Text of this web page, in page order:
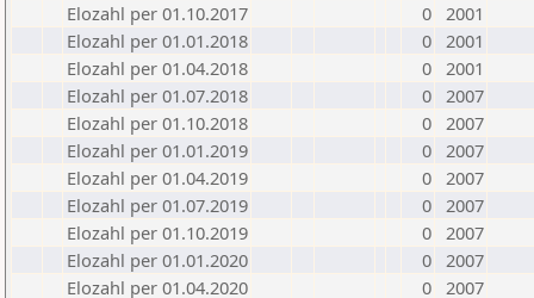
Elozahl per 01.10.2017
0 2001
Elozahl per 01.01.2018
0 2001
Elozahl per 01.04.2018
0 2001
Elozahl per 01.07.2018
0 2007
Elozahl per 01.10.2018
0 2007
Elozahl per 01.01.2019
0 2007
Elozahl per 01.04.2019
0 2007
Elozahl per 01.07.2019
0 2007
Elozahl per 01.10.2019
0 2007
Elozahl per 01.01.2020
0 2007
Elozahl per 01.04.2020
0 2007